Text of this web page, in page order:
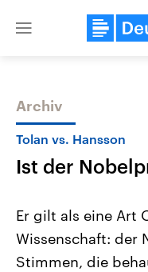
Close
Themen
Archiv
Tolan vs. Hansson
Ist der
Er gilt als eine Art
Wissenschaft: der
Stimmen, die